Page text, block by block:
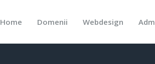
Home Domenii Webdesign
Webpro.ro